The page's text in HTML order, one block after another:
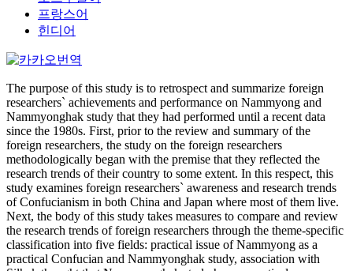
프랑스어
힌디어
The purpose of this study is to retrospect and summarize foreign
researchers` achievements and performance on Nammyong and
Nammyonghak study that they had performed until a recent data
since the 1980s. First, prior to the review and summary of the
foreign researchers, the study on the foreign researchers
methodologically began with the premise that they reflected the
research trends of their country to some extent. In this respect, this
study examines foreign researchers` awareness and research trends
of Confucianism in both China and Japan where most of them live.
Next, the body of this study takes measures to compare and review
the research trends of foreign researchers through the theme-specific
classification into five fields: practical issue of Nammyong as a
practical Confucian and Nammyonghak study, association with